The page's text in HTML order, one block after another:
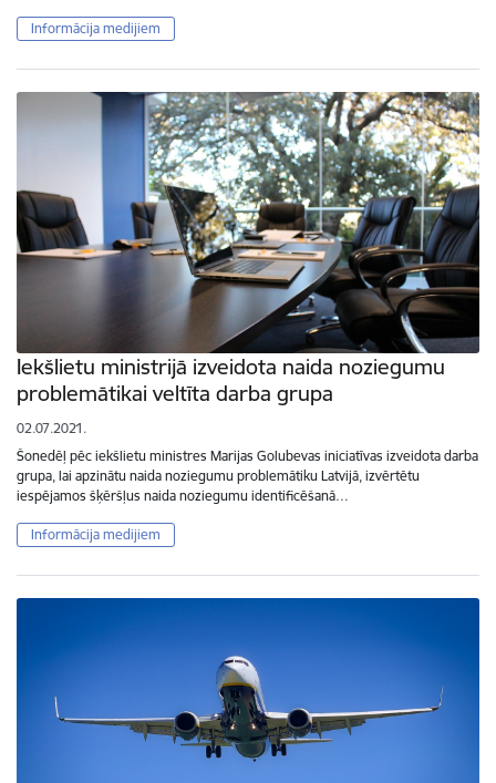
Informācija medijiem
Iekšlietu ministrijā izveidota naida noziegumu
problemātikai veltīta darba grupa
02.07.2021.
Šonedēļ pēc iekšlietu ministres Marijas Golubevas iniciatīvas izveidota darba
grupa, lai apzinātu naida noziegumu problemātiku Latvijā, izvērtētu
iespējamos šķēršļus naida noziegumu identificēšanā…
Informācija medijiem